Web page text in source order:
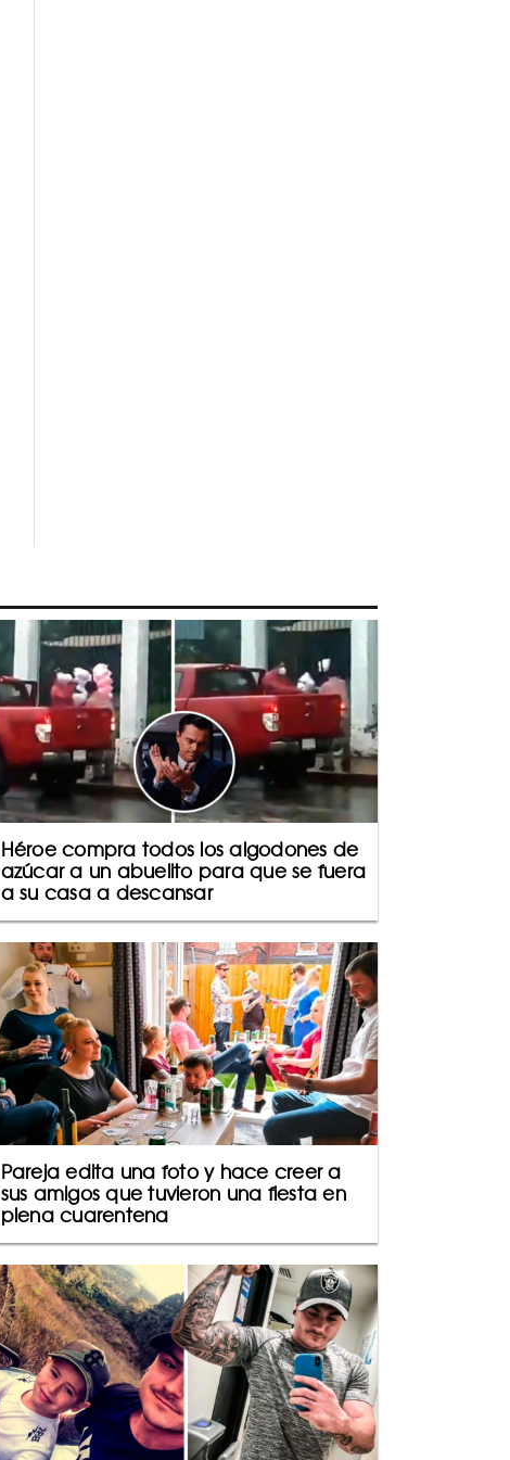
Héroe compra todos los algodones de
azúcar a un abuelito para que se fuera
a su casa a descansar
Pareja edita una foto y hace creer a
sus amigos que tuvieron una fiesta en
plena cuarentena